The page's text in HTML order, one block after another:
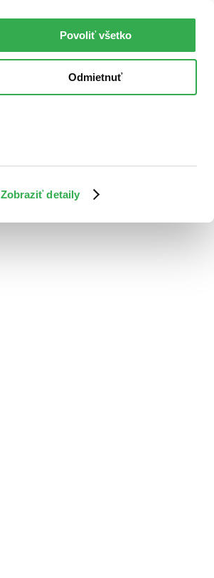
Zobraziť detaily
Povoliť všetko
Odmietnuť